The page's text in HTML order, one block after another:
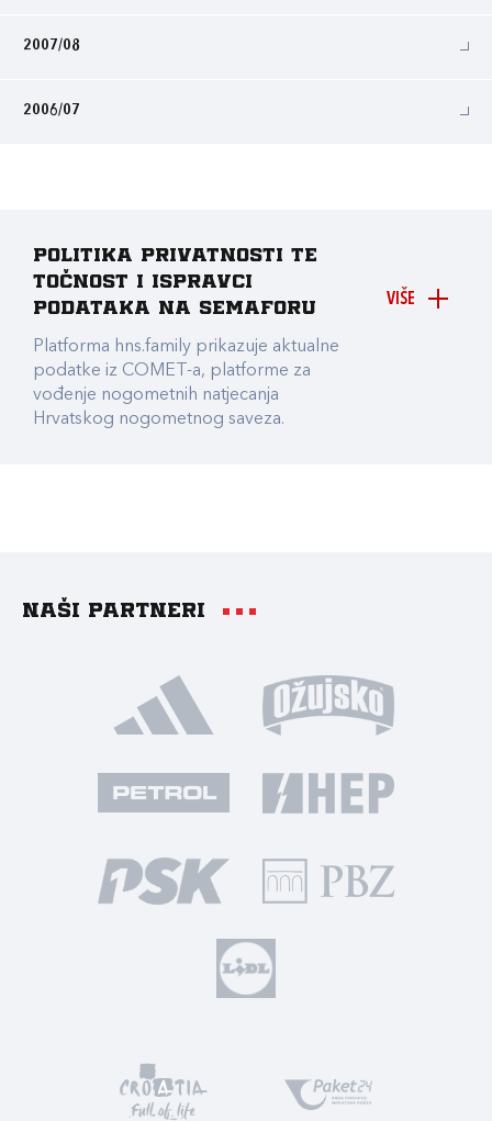
2007/08
2006/07
VIŠE
Politika privatnosti te
točnost i ispravci
podataka na Semaforu
Platforma hns.family prikazuje aktualne
podatke iz COMET-a, platforme za
vođenje nogometnih natjecanja
Hrvatskog nogometnog saveza.
Naši partneri